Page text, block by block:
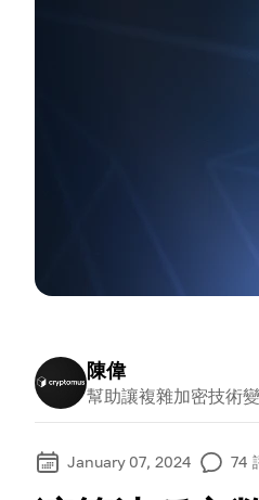
陳偉
幫助讓複雜加密技術
January 07, 2024 74